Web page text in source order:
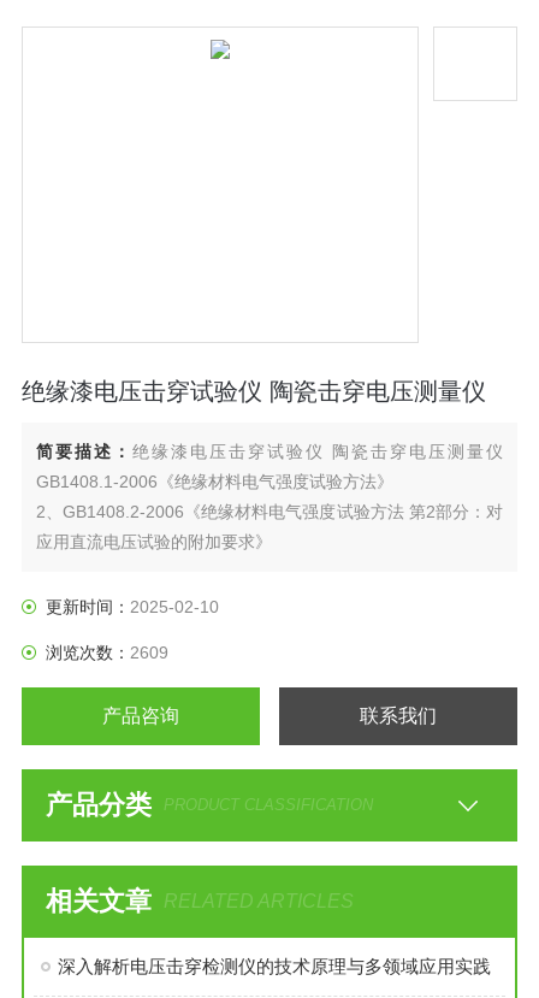
绝缘漆电压击穿试验仪 陶瓷击穿电压测量仪
简要描述： 绝缘漆电压击穿试验仪 陶瓷击穿电压测量仪
GB1408.1-2006《绝缘材料电气强度试验方法》
2、GB1408.2-2006《绝缘材料电气强度试验方法 第2部分：对
应用直流电压试验的附加要求》
更新时间： 2025-02-10
浏览次数： 2609
产品咨询 联系我们
产品分类 PRODUCT CLASSIFICATION
相关文章 RELATED ARTICLES
深入解析电压击穿检测仪的技术原理与多领域应用实践